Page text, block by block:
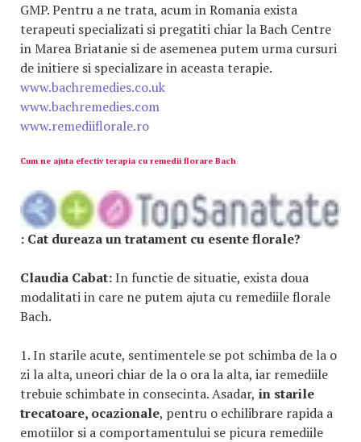
GMP. Pentru a ne trata, acum in Romania exista
terapeuti specializati si pregatiti chiar la Bach Centre
in Marea Briatanie si de asemenea putem urma cursuri
de initiere si specializare in aceasta terapie.
www.bachremedies.co.uk
www.bachremedies.com
www.remediiflorale.ro
Cum ne ajuta efectiv terapia cu remedii florare Bach
: Cat dureaza un tratament cu esente florale?
Claudia Cabat:In functie de situatie, exista doua
modalitati in care ne putem ajuta cu remediile florale
Bach.
1. In starile acute, sentimentele se pot schimba de la o
zi la alta, uneori chiar de la o ora la alta, iar remediile
trebuie schimbate in consecinta. Asadar, in starile
trecatoare, ocazionale, pentru o echilibrare rapida a
emotiilor si a comportamentului se picura remediile